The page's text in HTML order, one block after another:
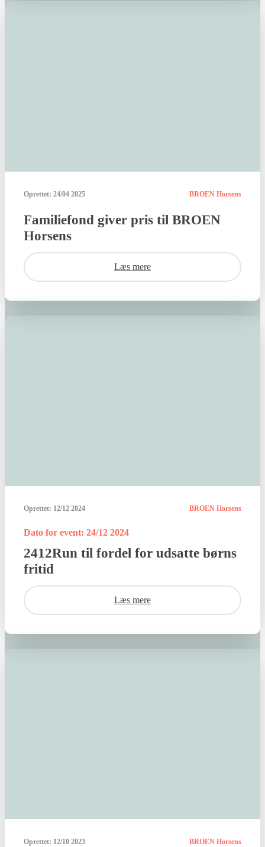
BROEN Horsens
Oprettet: 24/04 2025
Familiefond giver pris til BROEN
Horsens
Læs mere
BROEN Horsens
Oprettet: 12/12 2024
Dato for event: 24/12 2024
2412Run til fordel for udsatte børns
fritid
Læs mere
BROEN Horsens
Oprettet: 12/10 2023